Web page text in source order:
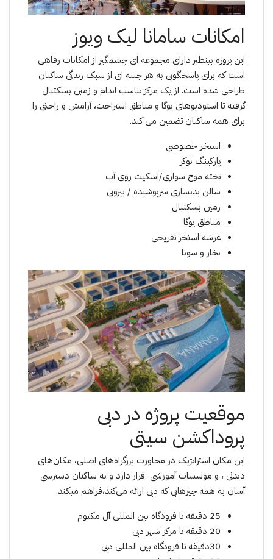
امکانات سامانا لیک ویوز
این پروژه بینظیر دارای مجموعه ای چشمگیر از امکانات رفاهی
است که برای پاسخگویی به هر جنبه ای از سبک زندگی ساکنان
طراحی شده است. از یک مرکز تناسب اندام و زمین بسکتبال
گرفته تا استودیوهای یوگا و مناطق استراحت، آرامش و راحتی را
برای همه ساکنان تضمین می کند.
استخر خصوصی
پارکینگ نوکر
تخته موج سواری/اسکیت روی آب
سالن بدنسازی سرپوشیده / بیرونی
زمین بسکتبال
مناطق یوگا
عرشه استخر تفریحی
بخار و سونا
موقعیت پروژە در دبی
پروداکشن سیتی
این مکان استراتژیک در مجاورت بزرگراه‌های اصلی، مکان‌های
دیدنی ، و موسسات آموزشی قرار دارد و به ساکنان دسترسی
آسان به همه چیزهایی که دبی ارائه می‌کند،فراهم میکند.
25 دقیقه تا فرودگاه بین المللی آل مکتوم
20 دقیقه تا مرکز شهر دبی
30دقیقه تا فرودگاه بین المللی دبی